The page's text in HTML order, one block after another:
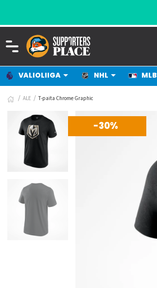
VALIOLIIGA NHL MLB
ALE T-paita Chrome Graphic
-30%